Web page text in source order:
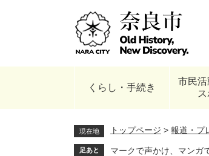
くらし・手続き
市民活
現在地 トップページ > 報道・プ
足あと マークで声かけ、マンガ